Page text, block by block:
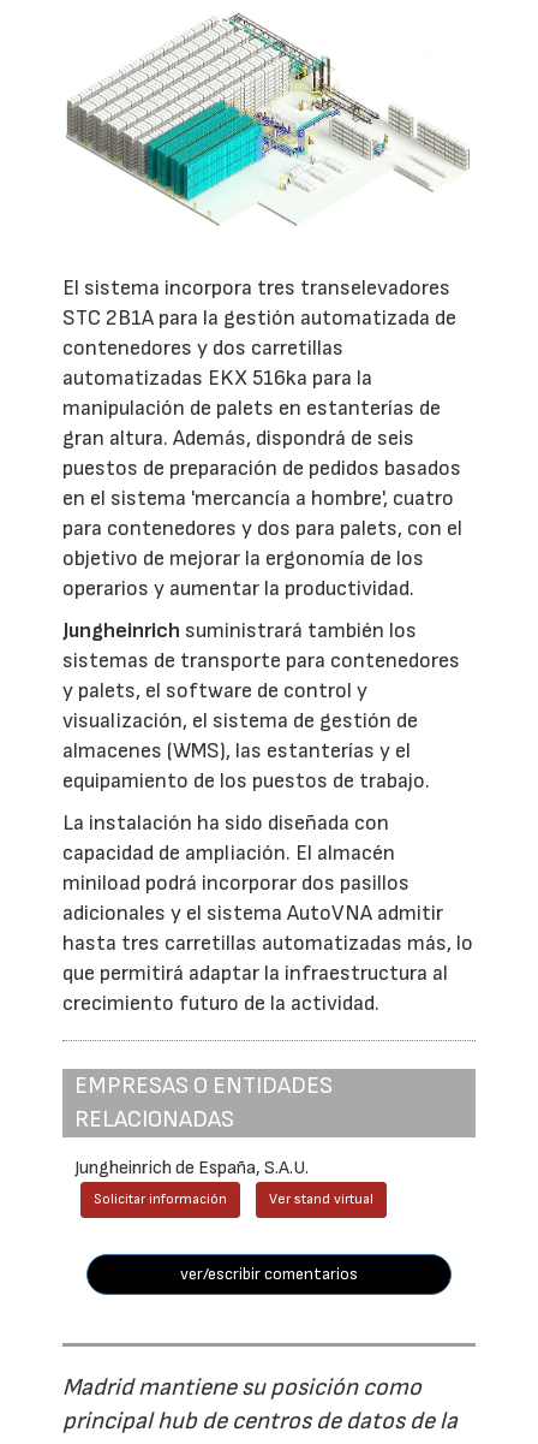
El sistema incorpora tres transelevadores
STC 2B1A para la gestión automatizada de
contenedores y dos carretillas
automatizadas EKX 516ka para la
manipulación de palets en estanterías de
gran altura. Además, dispondrá de seis
puestos de preparación de pedidos basados
en el sistema 'mercancía a hombre', cuatro
para contenedores y dos para palets, con el
objetivo de mejorar la ergonomía de los
operarios y aumentar la productividad.
Jungheinrich suministrará también los
sistemas de transporte para contenedores
y palets, el software de control y
visualización, el sistema de gestión de
almacenes (WMS), las estanterías y el
equipamiento de los puestos de trabajo.
La instalación ha sido diseñada con
capacidad de ampliación. El almacén
miniload podrá incorporar dos pasillos
adicionales y el sistema AutoVNA admitir
hasta tres carretillas automatizadas más, lo
que permitirá adaptar la infraestructura al
crecimiento futuro de la actividad.
EMPRESAS O ENTIDADES
RELACIONADAS
Jungheinrich de España, S.A.U.
Solicitar información Ver stand virtual
ver/escribir comentarios
Madrid mantiene su posición como
principal hub de centros de datos de la